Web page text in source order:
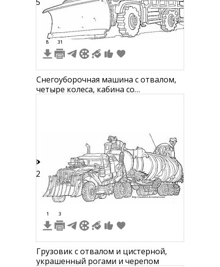
8 31
Снегоуборочная машина с отвалом,
четыре колеса, кабина со
12
1 3
Грузовик с отвалом и цистерной,
украшенный рогами и черепом